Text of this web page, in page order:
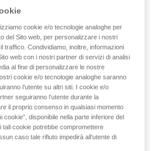
per accompagnare i
del moschettonaggio,
iniziale.
cookie e/o tecnologie analoghe per
del Sito web, per personalizzare i nostri
traffico. Condividiamo, inoltre, informazioni
web con i nostri partner di servizi di analisi
al fine di personalizzare le nostre
cookie e/o tecnologie analoghe saranno
l’utente su altri siti. I cookie e/o
seguiranno l’utente durante la
il proprio consenso in qualsiasi momento
disponibile nella parte inferiore del
tali cookie potrebbe compromettere
caso tale rifiuto impedirà all’utente di